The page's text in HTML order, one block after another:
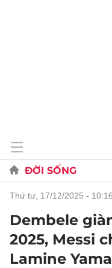
ĐỜI SỐNG
thứ tư, 17/12/2025 - 10:16
Dembele
2025, Messi
Lamine